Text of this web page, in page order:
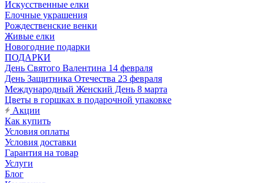
Искусственные елки
Елочные украшения
Рождественские венки
Живые елки
Новогодние подарки
ПОДАРКИ
День Святого Валентина 14 февраля
День Защитника Отечества 23 февраля
Международный Женский День 8 марта
Цветы в горшках в подарочной упаковке
Акции
Как купить
Условия оплаты
Условия доставки
Гарантия на товар
Услуги
Блог